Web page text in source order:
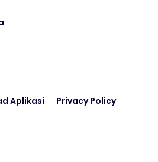
Aplikasi Privacy Policy